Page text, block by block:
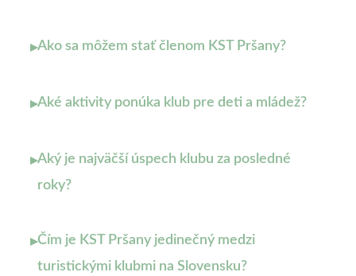
▸Ako sa môžem stať členom KST Pršany?
▸Aké aktivity ponúka klub pre deti a mládež?
▸Aký je najväčší úspech klubu za posledné
roky?
▸Čím je KST Pršany jedinečný medzi
turistickými klubmi na Slovensku?